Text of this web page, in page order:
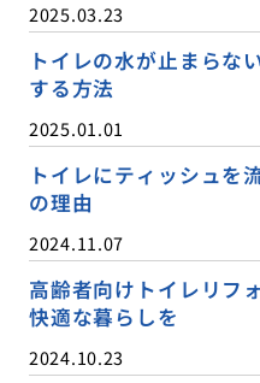
2025.03.23
トイレの水が止まらな
する方法
2025.01.01
トイレにティッシュを
の理由
2024.11.07
高齢者向けトイレリフ
快適な暮らしを
2024.10.23